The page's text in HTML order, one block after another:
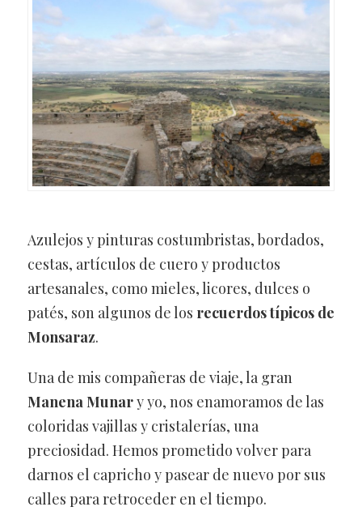
Azulejos y pinturas costumbristas, bordados,
cestas, artículos de cuero y productos
artesanales, como mieles, licores, dulces o
patés, son algunos de los recuerdos típicos de
Monsaraz.
Una de mis compañeras de viaje, la gran
Manena Munary yo, nos enamoramos de las
coloridas vajillas y cristalerías, una
preciosidad. Hemos prometido volver para
darnos el capricho y pasear de nuevo por sus
calles para retroceder en el tiempo.